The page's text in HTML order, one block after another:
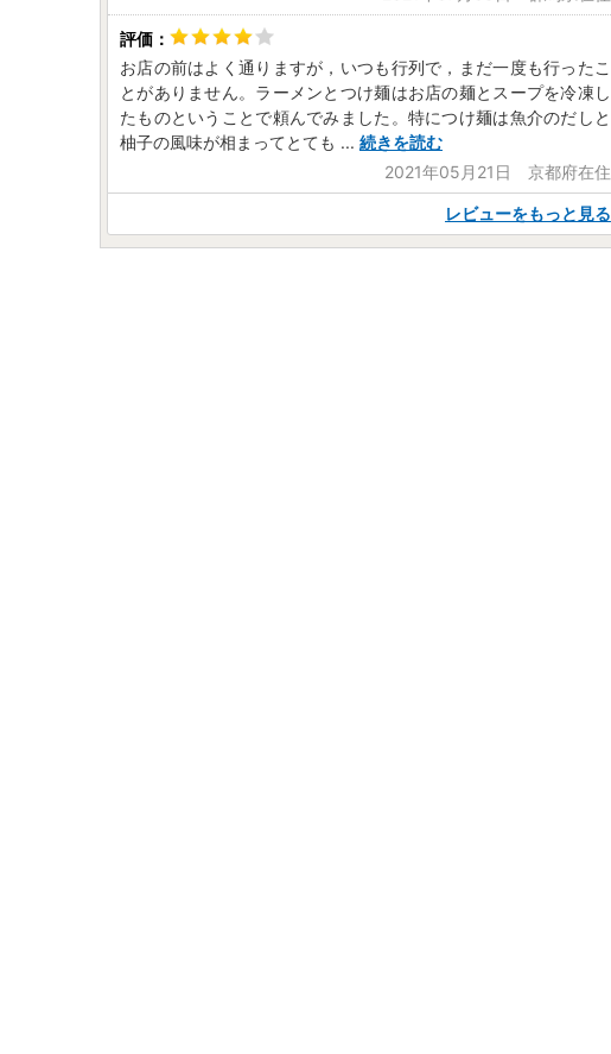
お店の前はよく通りますが，いつも行列で，まだ一度も行ったこ
とがありません。ラーメンとつけ麺はお店の麺とスープを冷凍し
たものということで頼んでみました。特につけ麺は魚介のだしと
柚子の風味が相まってとても ... 続きを読む
2021年05月21日 京都府在住
レビューをもっと見る